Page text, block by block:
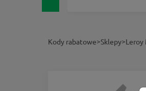
Kody rabatowe>Sklepy>Leroy